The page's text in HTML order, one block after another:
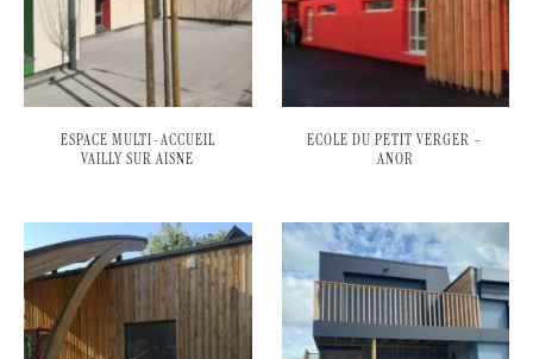
ESPACE MULTI-ACCUEIL
VAILLY SUR AISNE
ECOLE DU PETIT VERGER –
ANOR